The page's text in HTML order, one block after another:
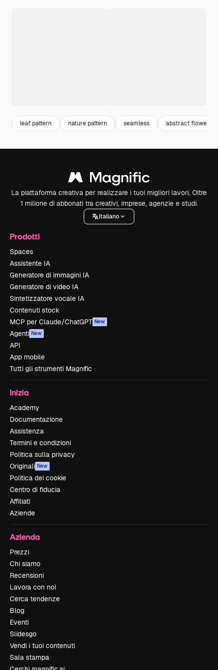
leaf pattern nature pattern seamless abstract flower
La piattaforma creativa per realizzare i tuoi migliori lavori. Oltre
1 milione di abbonati tra creativi, imprese, agenzie e studi.
Italiano
Prodotti
Spaces
Assistente IA
Generatore di immagini IA
Generatore di video IA
Sintetizzatore vocale IA
Contenuti stock
MCP per Claude/ChatGPT New
Agenti New
API
App mobile
Tutti gli strumenti Magnific
Inizia
Academy
Documentazione
Assistenza
Termini e condizioni
Politica sulla privacy
Originali New
Politica dei cookie
Centro di fiducia
Affiliati
Aziende
Azienda
Prezzi
Chi siamo
Recensioni
Lavora con noi
Cerca tendenze
Blog
Eventi
Slidesgo
Vendi i tuoi contenuti
Sala stampa